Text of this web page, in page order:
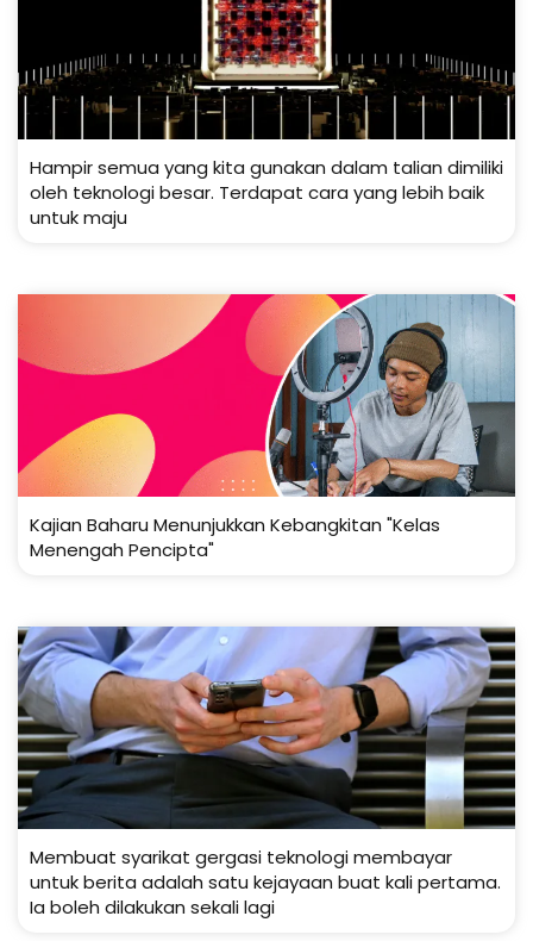
Hampir semua yang kita gunakan dalam talian dimiliki
oleh teknologi besar. Terdapat cara yang lebih baik
untuk maju
Kajian Baharu Menunjukkan Kebangkitan "Kelas
Menengah Pencipta"
Membuat syarikat gergasi teknologi membayar
untuk berita adalah satu kejayaan buat kali pertama.
Ia boleh dilakukan sekali lagi